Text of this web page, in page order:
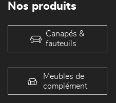
Nos produits
Canapés &
fauteuils
Meubles de
complément